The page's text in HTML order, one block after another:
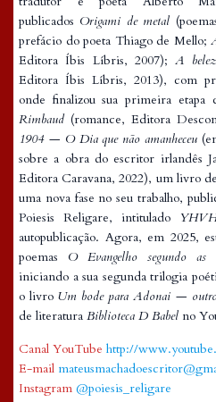
publicados Origami de metal
prefácio do poeta Thiago de Mello;
Editora Íbis Líbris, 2007); A
Editora Íbis Líbris, 2013), com
onde finalizou sua primeira etapa
Rimbaud(romance, Editora
1904 — O Dia que não amanheceu
sobre a obra do escritor irlandês
Editora Caravana, 2022), um livro
uma nova fase no seu trabalho,
Poiesis Religare, intitulado
autopublicação. Agora, em 2025,
poemas O Evangelho segundo as
iniciando a sua segunda trilogia
o livro Um bode para Adonai —
de literatura Biblioteca D Babel no
Canal YouTube http://
E-mail
Instagram @poiesis_religare